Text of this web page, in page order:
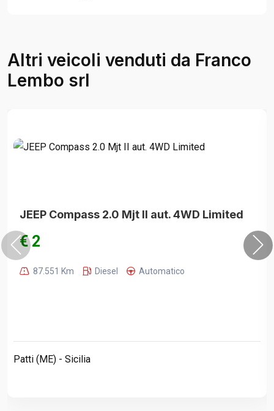
Altri veicoli venduti da Franco
Lembo srl
JEEP Compass 2.0 Mjt II aut. 4WD Limited
€ 2
87.551 Km Diesel Automatico
Patti (ME) - Sicilia